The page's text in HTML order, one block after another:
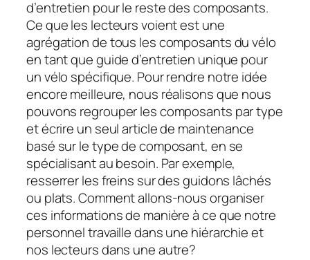
d’entretien pour le reste des composants.
Ce que les lecteurs voient est une
agrégation de tous les composants du vélo
en tant que guide d’entretien unique pour
un vélo spécifique. Pour rendre notre idée
encore meilleure, nous réalisons que nous
pouvons regrouper les composants par type
et écrire un seul article de maintenance
basé sur le type de composant, en se
spécialisant au besoin. Par exemple,
resserrer les freins sur des guidons lâchés
ou plats. Comment allons-nous organiser
ces informations de manière à ce que notre
personnel travaille dans une hiérarchie et
nos lecteurs dans une autre?